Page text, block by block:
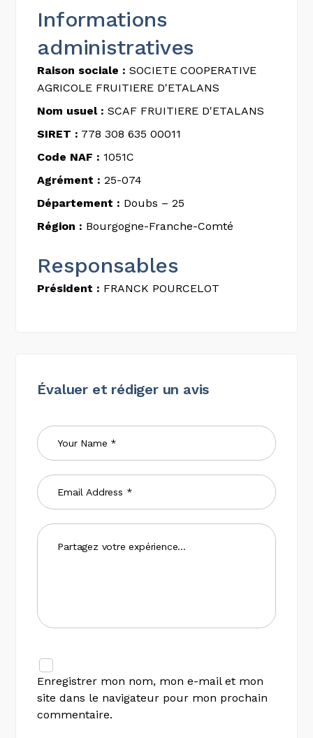
Informations
administratives
Raison sociale : SOCIETE COOPERATIVE
AGRICOLE FRUITIERE D'ETALANS
Nom usuel : SCAF FRUITIERE D'ETALANS
SIRET : 778 308 635 00011
Code NAF : 1051C
Agrément : 25-074
Département : Doubs – 25
Région : Bourgogne-Franche-Comté
Responsables
Président : FRANCK POURCELOT
Évaluer et rédiger un avis
Enregistrer mon nom, mon e-mail et mon
site dans le navigateur pour mon prochain
commentaire.